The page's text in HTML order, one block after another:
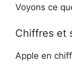
Voyons ce
Chiffres et
Apple en